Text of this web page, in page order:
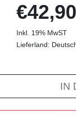
€42,90
Inkl. 19% MwST
Lieferland:
IN